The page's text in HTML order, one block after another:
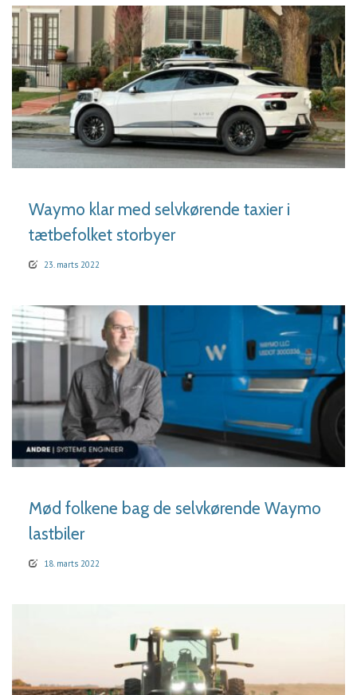
LÆS MERE
Waymo klar med selvkørende taxier i
tætbefolket storbyer
23. marts 2022
LÆS MERE
Mød folkene bag de selvkørende Waymo
lastbiler
18. marts 2022